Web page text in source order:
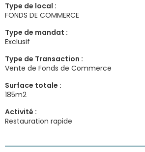
Type de local :
FONDS DE COMMERCE
Type de mandat :
Exclusif
Type de Transaction :
Vente de Fonds de Commerce
Surface totale :
185m2
Activité :
Restauration rapide